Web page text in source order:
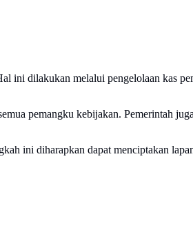
ini dilakukan melalui pengelolaan kas
pemangku kebijakan. Pemerintah
ini diharapkan dapat menciptakan